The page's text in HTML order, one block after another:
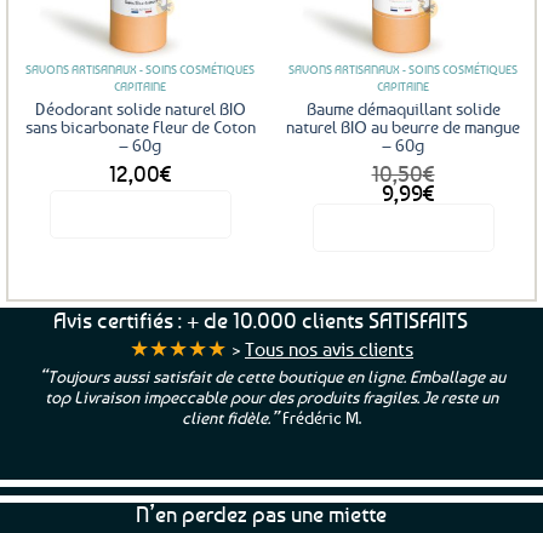
SAVONS ARTISANAUX - SOINS COSMÉTIQUES
CAPITAINE
Déodorant solide naturel BIO
sans bicarbonate Fleur de Coton
– 60g
12,00€
SAVONS ARTISANAUX - SOINS COSMÉTIQUES
CAPITAINE
Baume démaquillant solide
naturel BIO au beurre de mangue
– 60g
10,50€
Le
prix
9,99€
Le
prix
Avis certifiés : + de 10.000 clients SATISFAITS
★★★★★ > Tous nos avis clients
“Toujours aussi satisfait de cette boutique en ligne. Emballage au
top Livraison impeccable pour des produits fragiles. Je reste un
client fidèle.”Frédéric M.
N’en perdez pas une miette